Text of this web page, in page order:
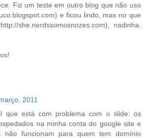
Fiz um teste em outro blog que não uso
e ficou lindo, mas no que
she.nerdssomosnozes.com), nadinha.
2011
que está com problema com o slide: os
na minha conta do google site e
não funcionam para quem tem domínio